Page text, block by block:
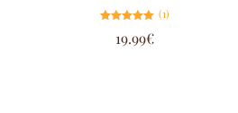
5.00
sur 5
(1)
19.99€